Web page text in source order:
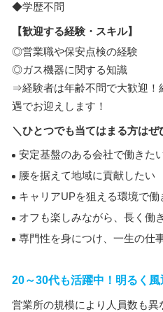
◆学歴不問
【歓迎する経験・スキル】
◎営業職や保安点検の経験
◎ガス機器に関する知識
⇒経験者は年齢不問で大歓迎！
遇でお迎えします！
＼ひとつでも当てはまる方はぜ
安定基盤のある会社で働きた
腰を据えて地域に貢献したい
キャリアUPを狙える環境で働
オフも楽しみながら、長く働
専門性を身につけ、一生の仕
20～30代も活躍中！明るく
営業所の規模により人員数も